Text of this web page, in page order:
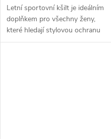
Letní sportovní kšilt je ideálním
doplňkem pro všechny ženy,
které hledají stylovou ochranu
proti slunci. Je ideální pro